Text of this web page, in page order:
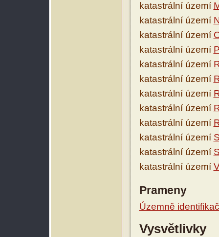
katastrální území
katastrální území
katastrální území
katastrální území
katastrální území
katastrální území
katastrální území
katastrální území
katastrální území
katastrální území
katastrální území
katastrální území
Prameny
Územně
Vysvětlivky